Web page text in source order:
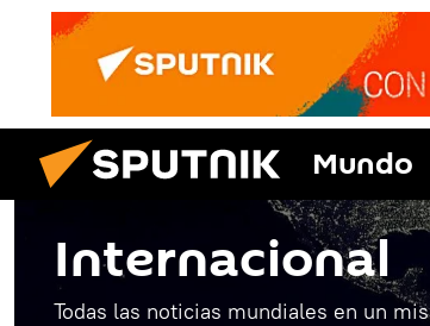
Mundo
Internacional
Todas las noticias mundiales en un